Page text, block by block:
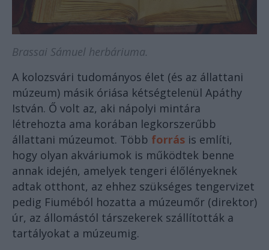
Brassai Sámuel herbáriuma.
A kolozsvári tudományos élet (és az állattani
múzeum) másik óriása kétségtelenül Apáthy
István. Ő volt az, aki nápolyi mintára
létrehozta ama korában legkorszerűbb
állattani múzeumot. Több forrás is említi,
hogy olyan akváriumok is működtek benne
annak idején, amelyek tengeri élőlényeknek
adtak otthont, az ehhez szükséges tengervizet
pedig Fiuméból hozatta a múzeumőr (direktor)
úr, az állomástól társzekerek szállították a
tartályokat a múzeumig.